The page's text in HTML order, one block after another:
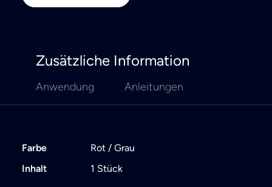
Zusätzliche Information
Anwendung Anleitungen
Farbe
Rot / Grau
Inhalt
1 Stück